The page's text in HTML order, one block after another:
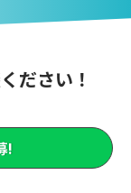
ださい！
!